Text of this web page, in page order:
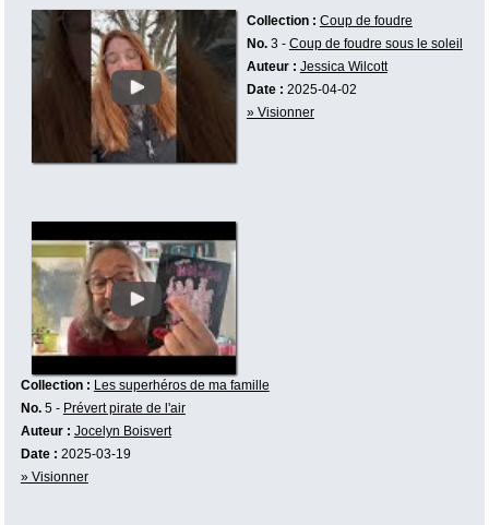
Collection : Coup de foudre
No.3 - Coup de foudre sous le soleil
Auteur : Jessica Wilcott
Date : 2025-04-02
» Visionner
Collection : Les superhéros de ma famille
No.5 - Prévert pirate de l'air
Auteur : Jocelyn Boisvert
Date : 2025-03-19
» Visionner